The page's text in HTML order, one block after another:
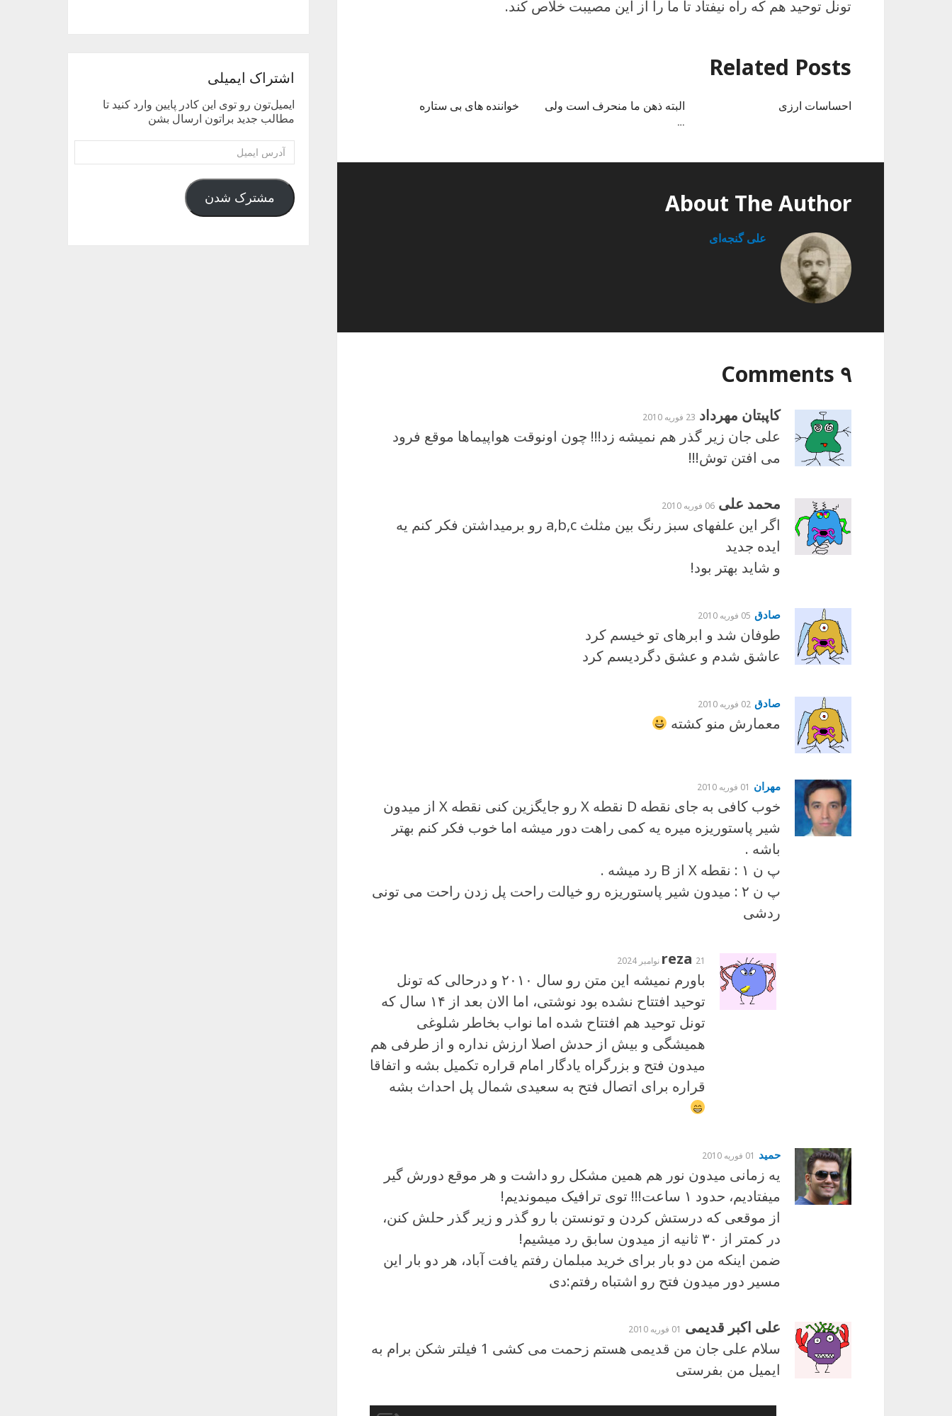
تونل توحید هم که راه نیفتاد تا ما را از این مصیبت خلاص کند.
Related Posts
احساسات ارزی
البته ذهن ما منحرف است ولی
…
خواننده های بی ستاره
About The Author
علی گنجه‌ای
۹ Comments
کاپبتان مهرداد 23 فوریه 2010
علی جان زیر گذر هم نمیشه زد!!! چون اونوقت هواپیماها موقع فرود
می افتن توش!!!
محمد علی 06 فوریه 2010
اگر این علفهای سبز رنگ بین مثلث a,b,c رو برمیداشتن فکر کنم یه
ایده جدید
و شاید بهتر بود!
صادق 05 فوریه 2010
طوفان شد و ابرهای تو خیسم کرد
عاشق شدم و عشق دگردیسم کرد
صادق 02 فوریه 2010
معمارش منو کشته
مهران 01 فوریه 2010
خوب کافی به جای نقطه D نقطه X رو جایگزین کنی نقطه X از میدون
شیر پاستوریزه میره یه کمی راهت دور میشه اما خوب فکر کنم بهتر
باشه .
پ ن ۱ : نقطه X از B رد میشه .
پ ن ۲ : میدون شیر پاستوریزه رو خیالت راحت پل زدن راحت می تونی
ردشی
reza 21 نوامبر 2024
باورم نمیشه این متن رو سال ۲۰۱۰ و درحالی که تونل
توحید افتتاح نشده بود نوشتی، اما الان بعد از ۱۴ سال که
تونل توحید هم افتتاح شده اما نواب بخاطر شلوغی
همیشگی و بیش از حدش اصلا ارزش نداره و از طرفی هم
میدون فتح و بزرگراه یادگار امام قراره تکمیل بشه و اتفاقا
قراره برای اتصال فتح به سعیدی شمال پل احداث بشه
حمید 01 فوریه 2010
یه زمانی میدون نور هم همین مشکل رو داشت و هر موقع دورش گیر
میفتادیم، حدود ۱ ساعت!!! توی ترافیک میموندیم!
از موقعی که درستش کردن و تونستن با رو گذر و زیر گذر حلش کنن،
در کمتر از ۳۰ ثانیه از میدون سابق رد میشیم!
ضمن اینکه من دو بار برای خرید مبلمان رفتم یافت آباد، هر دو بار این
مسیر دور میدون فتح رو اشتباه رفتم:دی
علی اکبر قدیمی 01 فوریه 2010
سلام علی جان من قدیمی هستم زحمت می کشی 1 فیلتر شکن برام به
ایمیل من بفرستی
اشتراک ایمیلی
ایمیل‌تون رو توی این کادر پایین وارد کنید تا
مطالب جدید براتون ارسال بشن
آدرس
ایمیل
مشترک شدن